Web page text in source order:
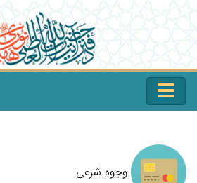
وجوه شرعی